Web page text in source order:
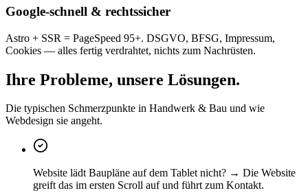
Google-schnell & rechtssicher
Astro + SSR = PageSpeed 95+. DSGVO, BFSG, Impressum,
Cookies — alles fertig verdrahtet, nichts zum Nachrüsten.
Ihre Probleme, unsere Lösungen.
Die typischen Schmerzpunkte in Handwerk & Bau und wie
Webdesign sie angeht.
Website lädt Baupläne auf dem Tablet nicht? → Die Website
greift das im ersten Scroll auf und führt zum Kontakt.